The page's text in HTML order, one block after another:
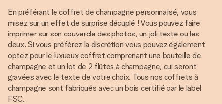
En préférant le coffret de champagne personnalisé, vous
misez sur un effet de surprise décuplé ! Vous pouvez faire
imprimer sur son couvercle des photos, un joli texte ou les
deux. Si vous préférez la discrétion vous pouvez également
optez pour le luxueux coffret comprenant une bouteille de
champagne et un lot de 2 flûtes à champagne, qui seront
gravées avec le texte de votre choix. Tous nos coffrets à
champagne sont fabriqués avec un bois certifié par le label
FSC.